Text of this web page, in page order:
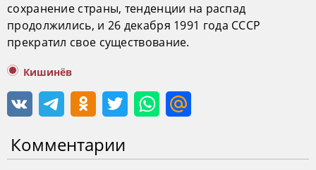
сохранение страны, тенденции на распад
продолжились, и 26 декабря 1991 года СССР
прекратил свое существование.
Кишинёв
Комментарии